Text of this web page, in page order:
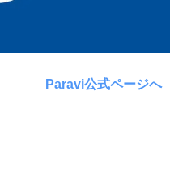
Paravi公式ページへ